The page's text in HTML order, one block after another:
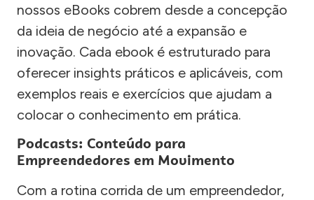
nossos eBooks cobrem desde a concepção
da ideia de negócio até a expansão e
inovação. Cada ebook é estruturado para
oferecer insights práticos e aplicáveis, com
exemplos reais e exercícios que ajudam a
colocar o conhecimento em prática.
Podcasts: Conteúdo para
Empreendedores em Movimento
Com a rotina corrida de um empreendedor,